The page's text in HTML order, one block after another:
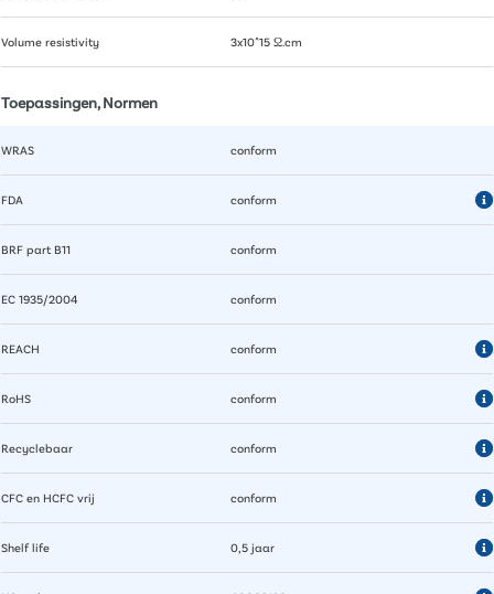
Volume resistivity 3x10^15 Ω.cm
Toepassingen, Normen
WRAS conform
FDA conform
BRF part B11 conform
EC 1935/2004 conform
REACH conform
RoHS conform
Recyclebaar conform
CFC en HCFC vrij conform
Shelf life 0,5 jaar